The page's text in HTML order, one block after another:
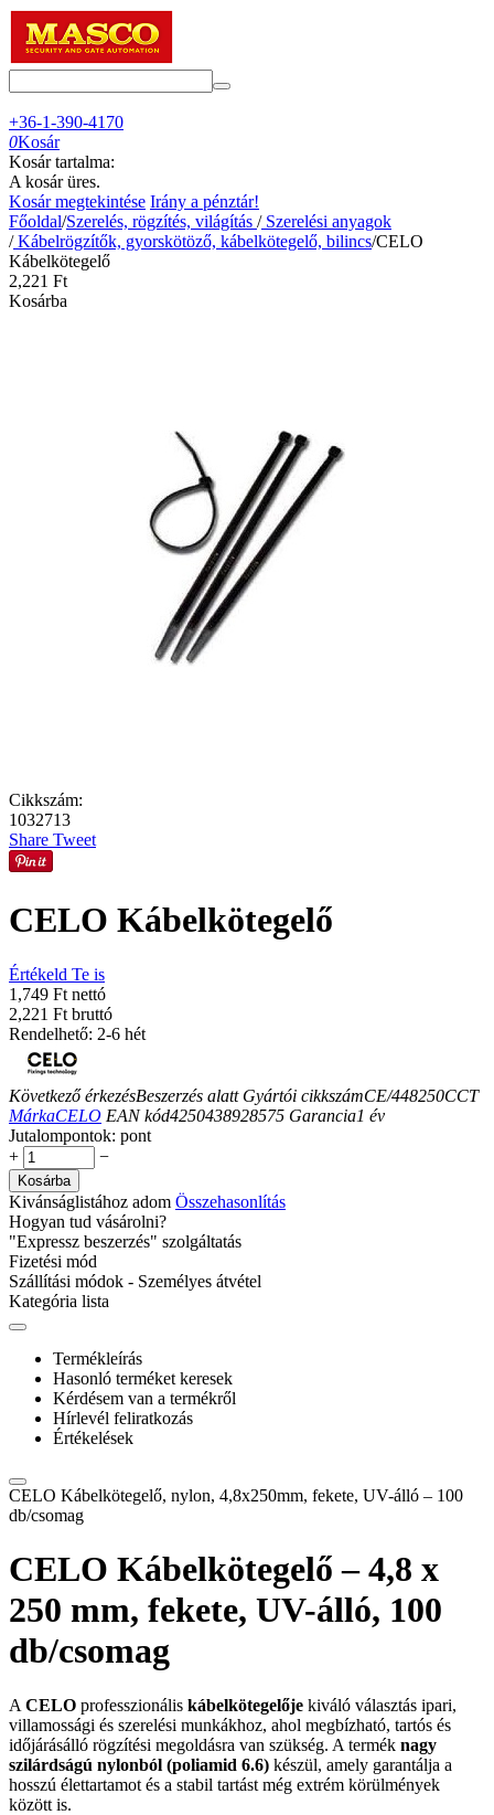
+36-1-390-4170
0Kosár
Kosár tartalma:
A kosár üres.
Kosár megtekintése Irány a pénztár!
Főoldal/Szerelés, rögzítés, világítás /Szerelési anyagok
/Kábelrögzítők, gyorskötöző, kábelkötegelő, bilincs/CELO
Kábelkötegelő
2,221 Ft
Kosárba
Cikkszám:
1032713
Share Tweet
CELO Kábelkötegelő
Értékeld Te is
1,749 Ft nettó
2,221 Ft bruttó
Rendelhető: 2-6 hét
Következő érkezésBeszerzés alatt Gyártói cikkszámCE/448250CCT
MárkaCELO EAN kód4250438928575 Garancia1 év
Jutalompontok: pont
+
−
Kosárba
Kivánságlistához adom Összehasonlítás
Hogyan tud vásárolni?
"Expressz beszerzés" szolgáltatás
Fizetési mód
Szállítási módok - Személyes átvétel
Kategória lista
Termékleírás
Hasonló terméket keresek
Kérdésem van a termékről
Hírlevél feliratkozás
Értékelések
CELO Kábelkötegelő, nylon, 4,8x250mm, fekete, UV-álló – 100
db/csomag
CELO Kábelkötegelő – 4,8 x
250 mm, fekete, UV-álló, 100
db/csomag
A CELO professzionális kábelkötegelője kiváló választás ipari,
villamossági és szerelési munkákhoz, ahol megbízható, tartós és
időjárásálló rögzítési megoldásra van szükség. A termék nagy
szilárdságú nylonból (poliamid 6.6) készül, amely garantálja a
hosszú élettartamot és a stabil tartást még extrém körülmények
között is.